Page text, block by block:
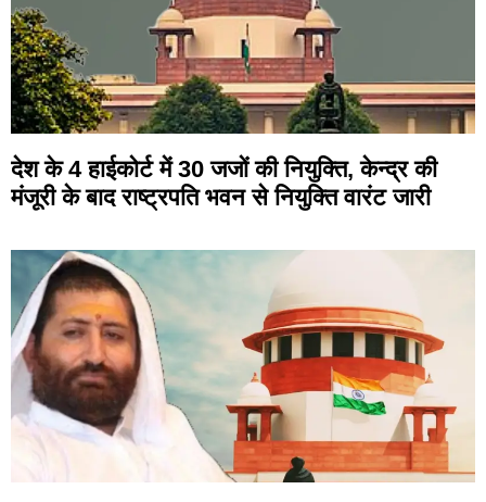
देश के 4 हाईकोर्ट में 30 जजों की नियुक्ति, केन्द्र की
मंजूरी के बाद राष्ट्रपति भवन से नियुक्ति वारंट जारी